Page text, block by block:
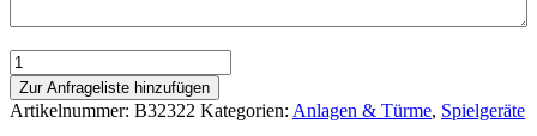
Spielturm
Giraffe,
Podesthöhe
125
Zur Anfrageliste hinzufügen
Artikelnummer: B32322 Kategorien: Anlagen & Türme, Spielgeräte